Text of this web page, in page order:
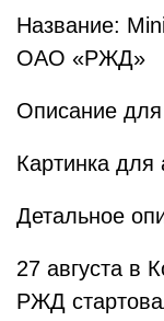
Название:
ОАО «РЖД»
Описание
Картинка для
Детальное
27 августа в
РЖД